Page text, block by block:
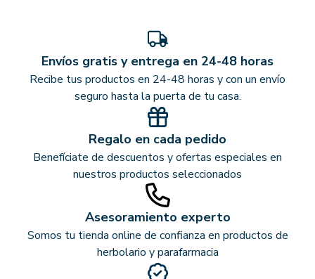
Envíos gratis y entrega en 24-48 horas
Recibe tus productos en 24-48 horas y con un envío
seguro hasta la puerta de tu casa.
Regalo en cada pedido
Benefíciate de descuentos y ofertas especiales en
nuestros productos seleccionados
Asesoramiento experto
Somos tu tienda online de confianza en productos de
herbolario y parafarmacia